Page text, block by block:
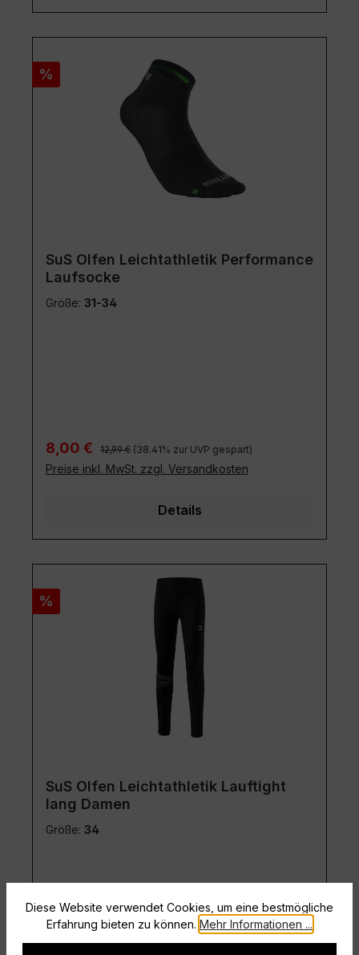
Rabatt
%
SuS Olfen Leichtathletik Performance
Laufsocke
Größe: 31-34
Verkaufspreis:
8,00 € Regulärer Preis:
12,99 € (38.41% zur UVP gespart)
Preise inkl. MwSt. zzgl. Versandkosten
Details
Rabatt
%
SuS Olfen Leichtathletik Lauftight
lang Damen
Größe: 34
Diese Website verwendet Cookies, um eine bestmögliche
Erfahrung bieten zu können. Mehr Informationen ...